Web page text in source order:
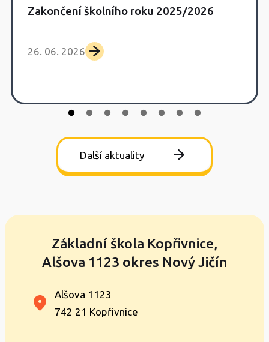
Zakončení školního roku 2025/2026
26. 06. 2026
Další aktuality
Základní škola Kopřivnice,
Alšova 1123 okres Nový Jičín
Alšova 1123
742 21 Kopřivnice